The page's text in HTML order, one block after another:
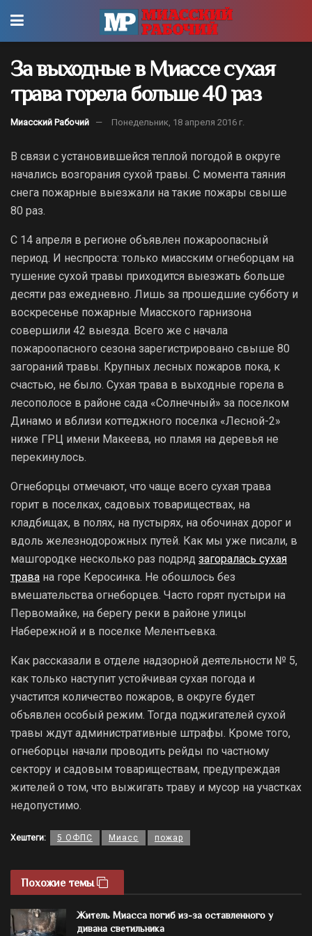
За выходные в Миассе сухая
трава горела больше 40 раз
Миасский Рабочий Понедельник, 18 апреля 2016 г.
В связи с установившейся теплой погодой в округе
начались возгорания сухой травы. С момента таяния
снега пожарные выезжали на такие пожары свыше
80 раз.
С 14 апреля в регионе объявлен пожароопасный
период. И неспроста: только миасским огнеборцам на
тушение сухой травы приходится выезжать больше
десяти раз ежедневно. Лишь за прошедшие субботу и
воскресенье пожарные Миасского гарнизона
совершили 42 выезда. Всего же с начала
пожароопасного сезона зарегистрировано свыше 80
загораний травы. Крупных лесных пожаров пока, к
счастью, не было. Сухая трава в выходные горела в
лесополосе в районе сада «Солнечный» за поселком
Динамо и вблизи коттеджного поселка «Лесной-2»
ниже ГРЦ имени Макеева, но пламя на деревья не
перекинулось.
Огнеборцы отмечают, что чаще всего сухая трава
горит в поселках, садовых товариществах, на
кладбищах, в полях, на пустырях, на обочинах дорог и
вдоль железнодорожных путей. Как мы уже писали, в
машгородке несколько раз подряд загоралась сухая
трава на горе Керосинка. Не обошлось без
вмешательства огнеборцев. Часто горят пустыри на
Первомайке, на берегу реки в районе улицы
Набережной и в поселке Мелентьевка.
Как рассказали в отделе надзорной деятельности № 5,
как только наступит устойчивая сухая погода и
участится количество пожаров, в округе будет
объявлен особый режим. Тогда поджигателей сухой
травы ждут административные штрафы. Кроме того,
огнеборцы начали проводить рейды по частному
сектору и садовым товариществам, предупреждая
жителей о том, что выжигать траву и мусор на участках
недопустимо.
Хештеги: 5 ОФПС Миасс пожар
Похожие темы
Житель Миасса погиб из-за оставленного у
дивана светильника